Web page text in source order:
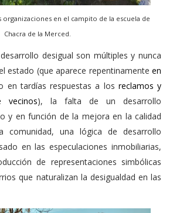
organizaciones en el campito de la escuela de
Chacra de la Merced.
desigual son múltiples y nunca
estado (que aparece repentinamente en
en tardías respuestas a los reclamos y
vecinos), la falta de un desarrollo
y en función de la mejora en la calidad
una lógica de desarrollo
en las especulaciones inmobiliarias,
de representaciones simbólicas
que naturalizan la desigualdad en las